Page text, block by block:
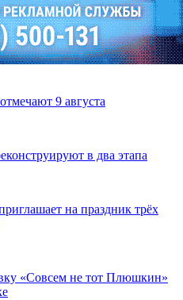
9 августа
в два этапа
на праздник трёх
«Совсем не тот Плюшкин»